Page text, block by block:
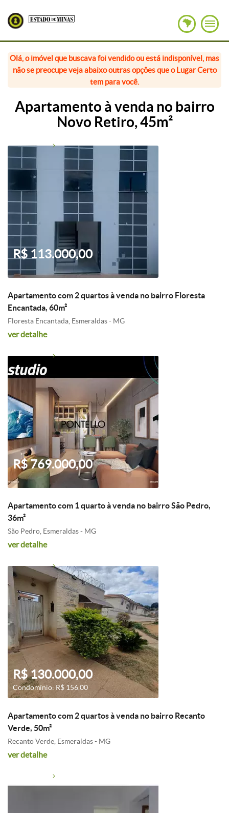
Olá, o imóvel que buscava foi vendido ou está indisponível, mas
não se preocupe veja abaixo outras opções que o Lugar Certo
tem para você.
Apartamento à venda no bairro
Novo Retiro, 45m²
R$ 113.000,00
Apartamento com 2 quartos à venda no bairro Floresta
Encantada, 60m²
Floresta Encantada, Esmeraldas - MG
ver detalhe
R$ 769.000,00
Apartamento com 1 quarto à venda no bairro São Pedro,
36m²
São Pedro, Esmeraldas - MG
ver detalhe
R$ 130.000,00
Condomínio: R$ 156,00
Apartamento com 2 quartos à venda no bairro Recanto
Verde, 50m²
Recanto Verde, Esmeraldas - MG
ver detalhe